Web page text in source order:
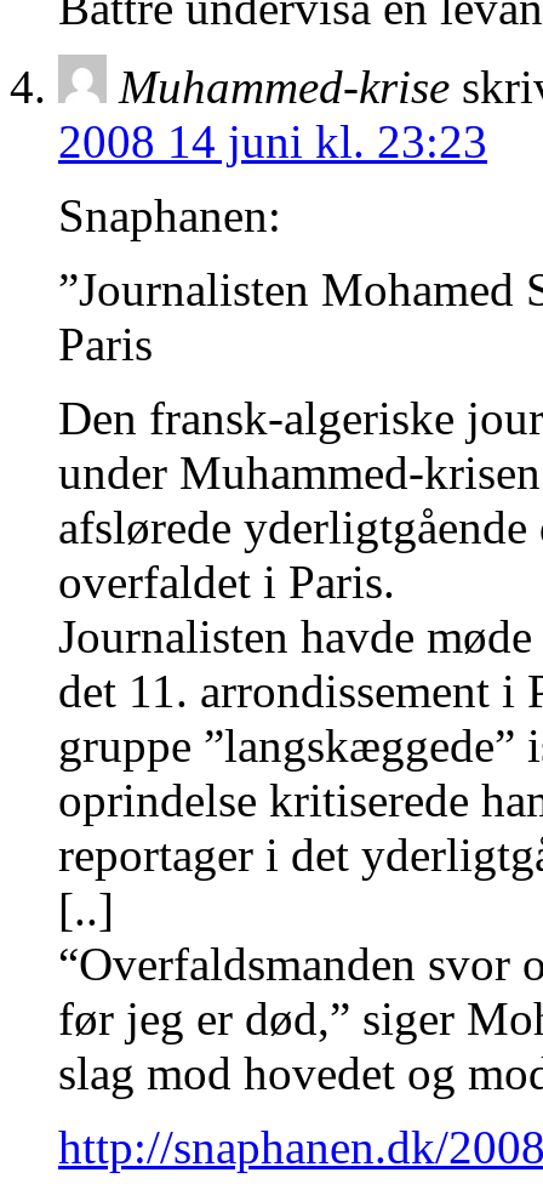
Muhammed-krise
2008 14 juni kl. 23:23
Snaphanen:
”Journalisten
Paris
Den fransk-algeriske
under Muhammed-
afslørede
overfaldet i Paris.
Journalisten havde
det 11. arrondissement i
gruppe ”langskæggede”
oprindelse kritiserede
reportager i det
[..]
“Overfaldsmanden svor
før jeg er død,” siger
slag mod hovedet og
http://snaphanen.dk/